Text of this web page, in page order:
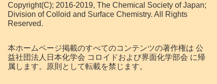
Copyright(C); 2016-2019, The Chemical Society of Japan;
Division of Colloid and Surface Chemistry. All Rights
Reserved.
本ホームページ掲載のすべてのコンテンツの著作権は 公
益社団法人日本化学会 コロイドおよび界面化学部会 に帰
属します。原則として転載を禁じます。